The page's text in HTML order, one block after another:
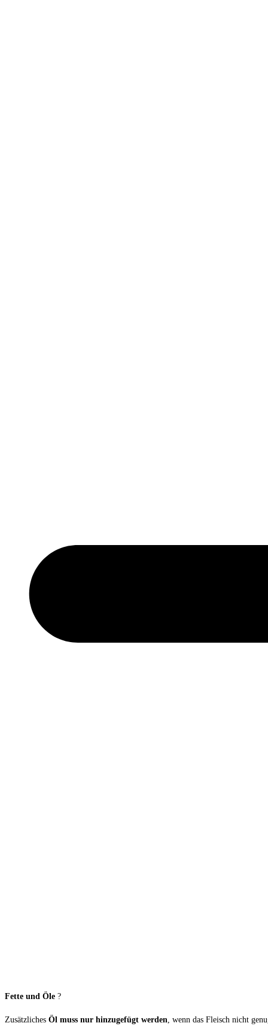
Fette und Öle ?
Zusätzliches Öl muss nur hinzugefügt werden , wenn das Fleisch nicht